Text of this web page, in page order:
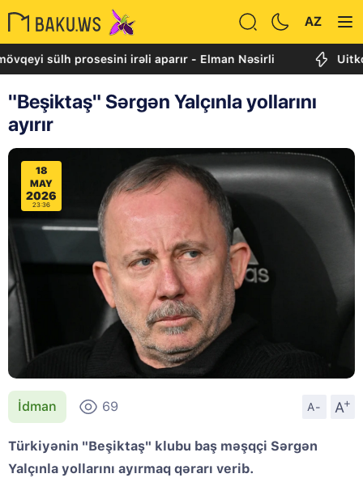
AZ
prosesini irəli aparır - Elman Nəsirli Uitkoff:
"Beşiktaş" Sərgən Yalçınla yollarını
ayırır
18
MAY
2026
23:36
İdman 69 A- A
+
Türkiyənin "Beşiktaş" klubu baş məşqçi Sərgən
Yalçınla yollarını ayırmaq qərarı verib.